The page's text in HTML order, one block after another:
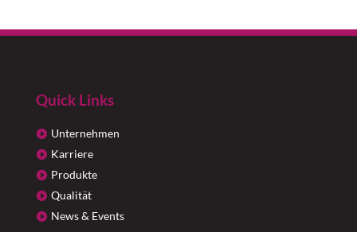
Quick Links
Unternehmen
Karriere
Produkte
Qualität
News & Events